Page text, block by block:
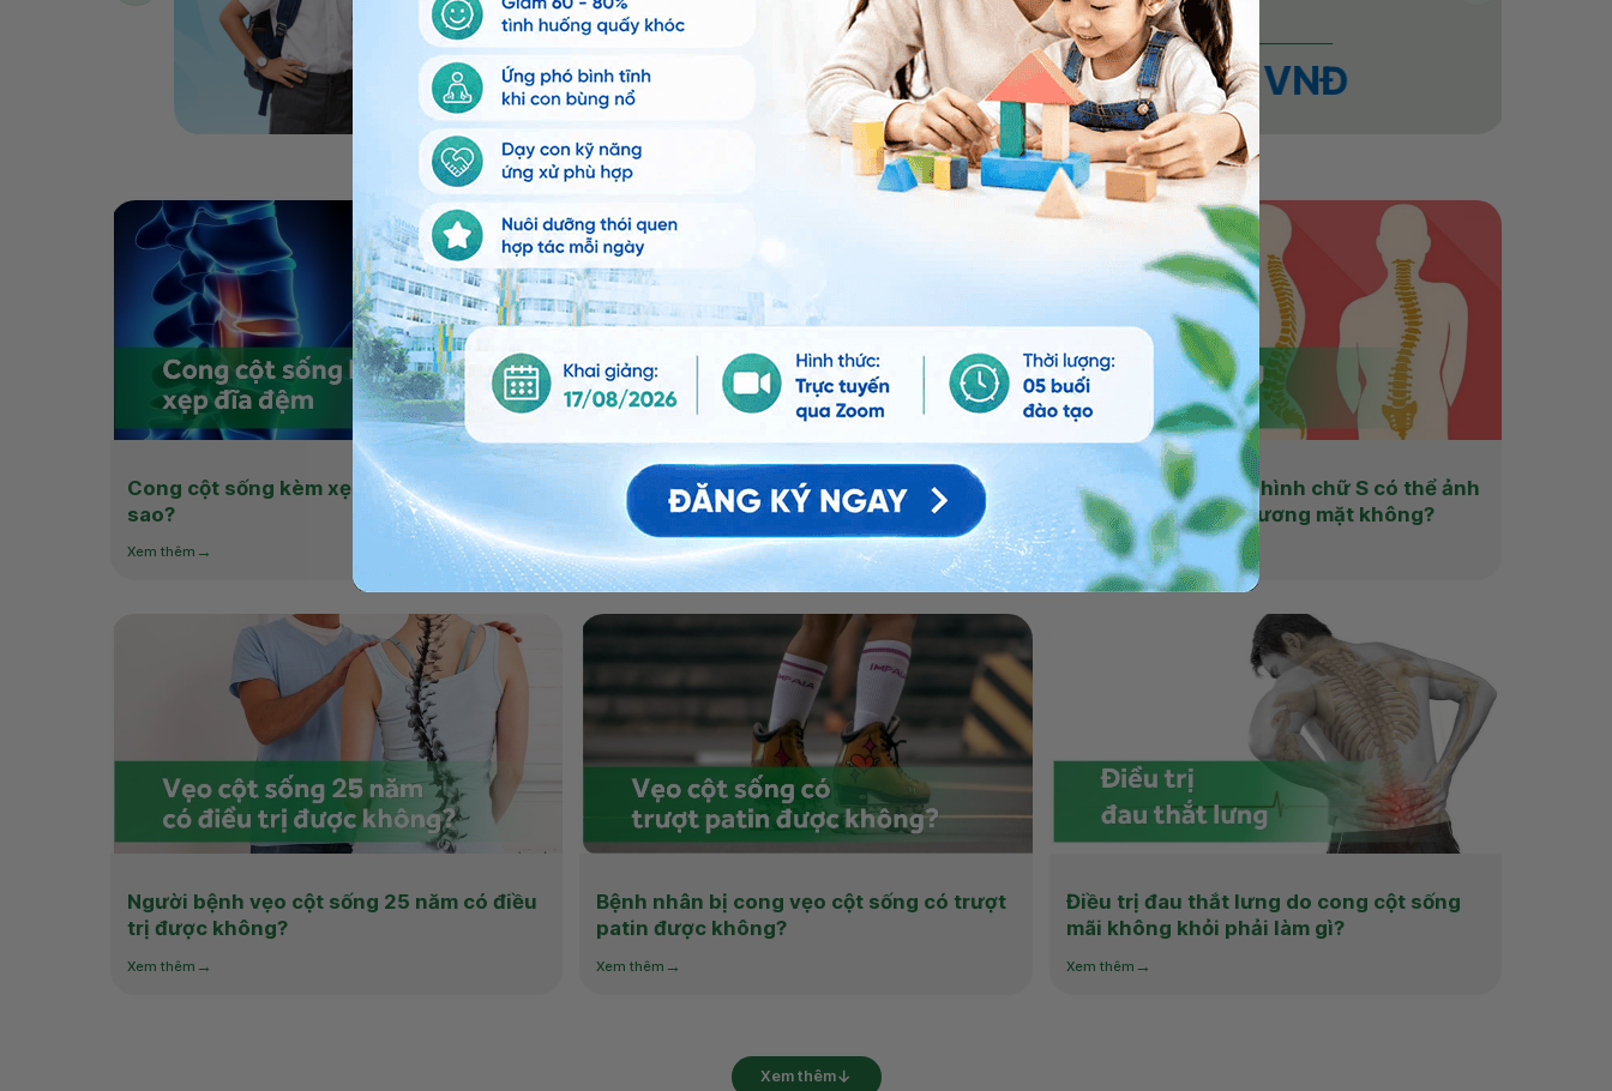
Chỉ từ
4.800.000 VNĐ
Cong cột sống kèm xẹp đĩa đệm phải làm
sao?
Xem thêm
Điều trị vẹo cột sống ở bé gái 15 tuổi như
thế nào?
Xem thêm
Cong vẹo cột sống hình chữ S có thể ảnh
hưởng lên khung xương mặt không?
Xem thêm
Người bệnh vẹo cột sống 25 năm có điều
trị được không?
Xem thêm
Bệnh nhân bị cong vẹo cột sống có trượt
patin được không?
Xem thêm
Điều trị đau thắt lưng do cong cột sống
mãi không khỏi phải làm gì?
Xem thêm
Xem thêm